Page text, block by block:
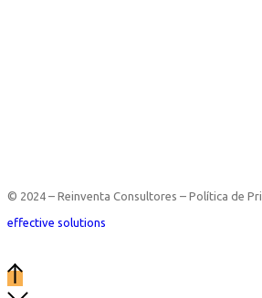
© 2024 – Reinventa Consultores – Política de
effective solutions